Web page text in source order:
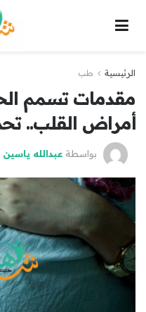
الرئيسية طب
مقدمات تسمم
أمراض القلب..
بواسطة عبدالله ياسين